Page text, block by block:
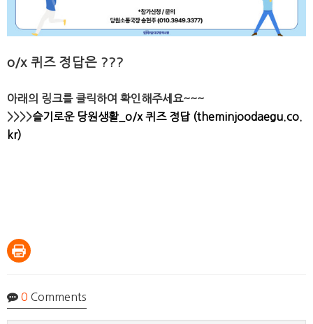
o/x 퀴즈 정답은 ???
아래의 링크를 클릭하여 확인해주세요~~~
>>>>슬기로운 당원생활_o/x 퀴즈 정답 (theminjoodaegu.co.
kr)
0 Comments